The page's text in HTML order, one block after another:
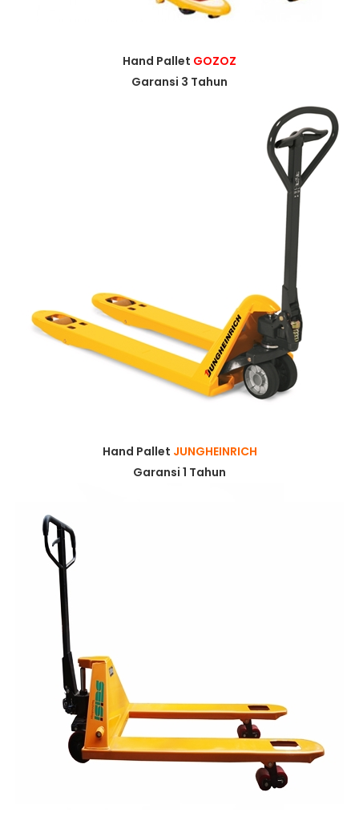
Hand Pallet GOZOZ
Garansi 3 Tahun
Hand Pallet JUNGHEINRICH
Garansi 1 Tahun